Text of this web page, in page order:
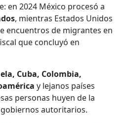
en 2024 México procesó a
, mientras Estados Unidos
encuentros de migrantes en
que concluyó en
Cuba, Colombia,
y lejanos países
personas huyen de la
autoritarios.